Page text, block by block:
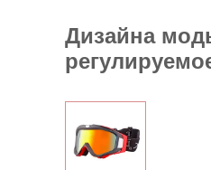
Дизайна